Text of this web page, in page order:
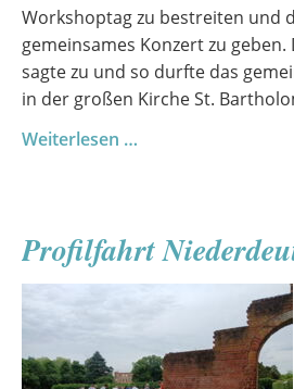
Workshoptag zu bestreiten und
gemeinsames Konzert zu
sagte zu und so durfte das
in der großen Kirche St.
Weiterlesen …
Gästen
Profilfahrt